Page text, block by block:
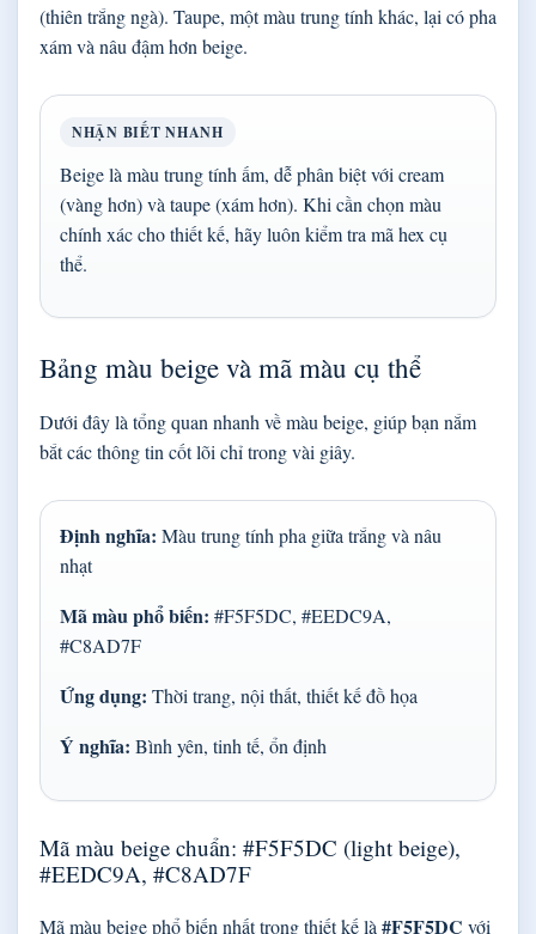
(thiên trắng ngà). Taupe, một màu trung tính khác, lại có pha
xám và nâu đậm hơn beige.
NHẬN BIẾT NHANH
Beige là màu trung tính ấm, dễ phân biệt với cream
(vàng hơn) và taupe (xám hơn). Khi cần chọn màu
chính xác cho thiết kế, hãy luôn kiểm tra mã hex cụ
thể.
Bảng màu beige và mã màu cụ thể
Dưới đây là tổng quan nhanh về màu beige, giúp bạn nắm
bắt các thông tin cốt lõi chỉ trong vài giây.
Định nghĩa: Màu trung tính pha giữa trắng và nâu
nhạt
Mã màu phổ biến: #F5F5DC, #EEDC9A,
#C8AD7F
Ứng dụng: Thời trang, nội thất, thiết kế đồ họa
Ý nghĩa: Bình yên, tinh tế, ổn định
Mã màu beige chuẩn: #F5F5DC (light beige),
#EEDC9A, #C8AD7F
Mã màu beige phổ biến nhất trong thiết kế là #F5F5DC với